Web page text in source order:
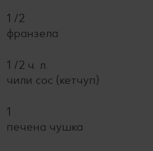
1 /2
франзела
1 /2 ч. л.
чили сос (кетчуп)
1
печена чушка